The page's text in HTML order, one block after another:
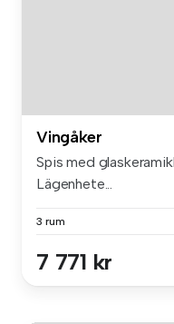
Vingåker
Spis med
Lägenhete...
3 rum
7 771 kr